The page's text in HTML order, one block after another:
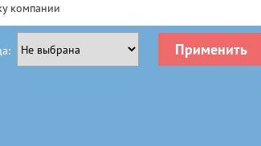
компании
Применить